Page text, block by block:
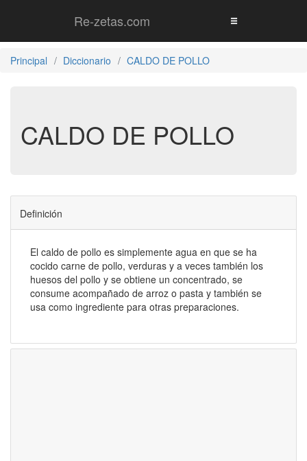
Re-zetas.com
Principal Diccionario CALDO DE POLLO
CALDO DE POLLO
Definición
El caldo de pollo es simplemente agua en que se ha
cocido carne de pollo, verduras y a veces también los
huesos del pollo y se obtiene un concentrado, se
consume acompañado de arroz o pasta y también se
usa como ingrediente para otras preparaciones.